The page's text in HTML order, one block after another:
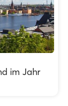
im Jahr